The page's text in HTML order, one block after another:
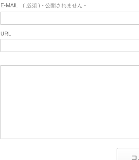
E-MAIL ( 必須 ) - 公開されません -
URL